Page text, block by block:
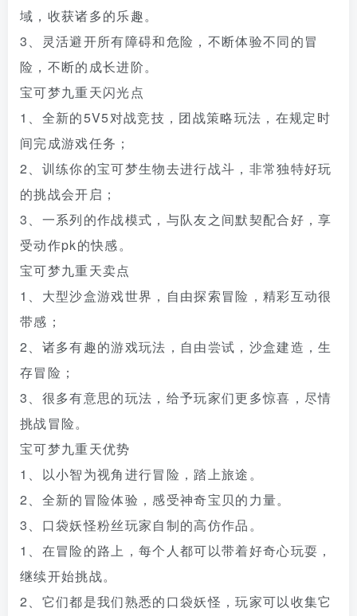
域，收获诸多的乐趣。
3、灵活避开所有障碍和危险，不断体验不同的冒
险，不断的成长进阶。
宝可梦九重天闪光点
1、全新的5V5对战竞技，团战策略玩法，在规定时
间完成游戏任务；
2、训练你的宝可梦生物去进行战斗，非常独特好玩
的挑战会开启；
3、一系列的作战模式，与队友之间默契配合好，享
受动作pk的快感。
宝可梦九重天卖点
1、大型沙盒游戏世界，自由探索冒险，精彩互动很
带感；
2、诸多有趣的游戏玩法，自由尝试，沙盒建造，生
存冒险；
3、很多有意思的玩法，给予玩家们更多惊喜，尽情
挑战冒险。
宝可梦九重天优势
1、以小智为视角进行冒险，踏上旅途。
2、全新的冒险体验，感受神奇宝贝的力量。
3、口袋妖怪粉丝玩家自制的高仿作品。
1、在冒险的路上，每个人都可以带着好奇心玩耍，
继续开始挑战。
2、它们都是我们熟悉的口袋妖怪，玩家可以收集它